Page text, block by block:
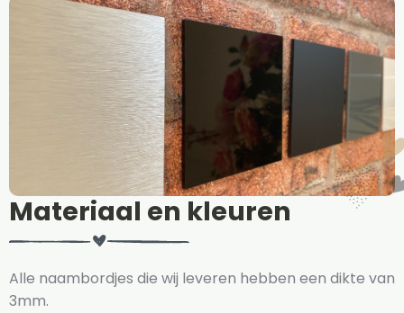
Materiaal en kleuren
Alle naambordjes die wij leveren hebben een dikte van
3mm.